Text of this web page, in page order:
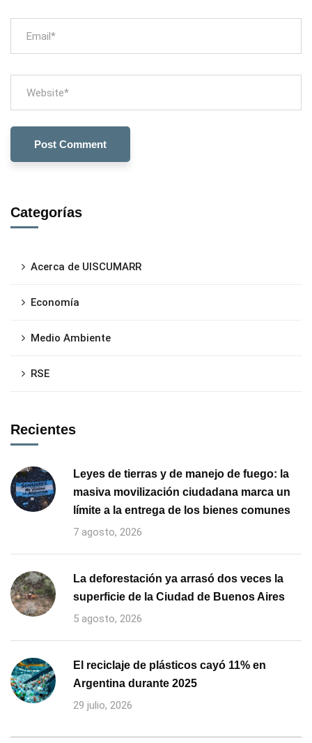
Categorías
Acerca de UISCUMARR
Economía
Medio Ambiente
RSE
Recientes
Leyes de tierras y de manejo de fuego: la
masiva movilización ciudadana marca un
límite a la entrega de los bienes comunes
7 agosto, 2026
La deforestación ya arrasó dos veces la
superficie de la Ciudad de Buenos Aires
5 agosto, 2026
El reciclaje de plásticos cayó 11% en
Argentina durante 2025
29 julio, 2026